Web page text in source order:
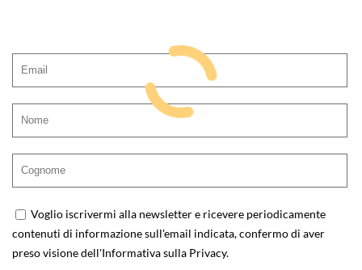
Voglio iscrivermi alla newsletter e ricevere periodicamente
contenuti di informazione sull'email indicata, confermo di aver
preso visione dell'Informativa sulla Privacy.